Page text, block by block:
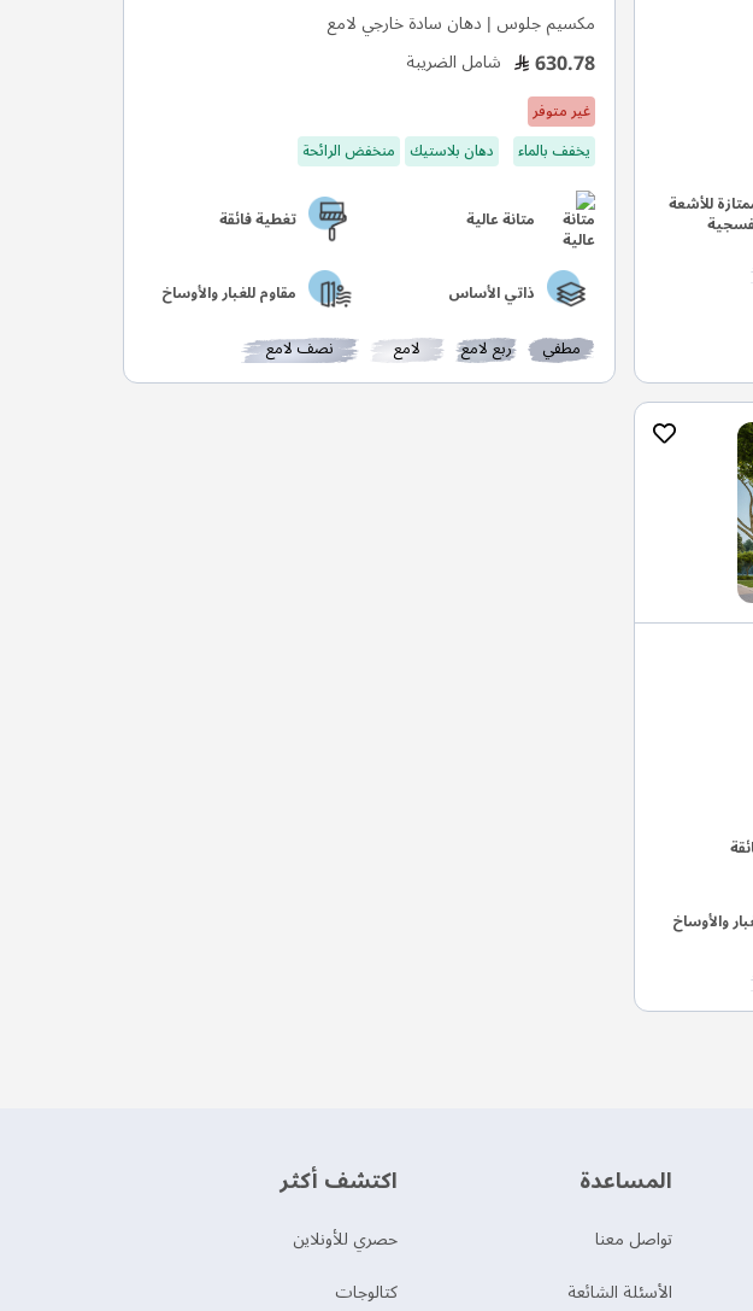
للأشعة
مكسيم جلوس | دهان سادة خارجي لامع
630.78 شامل الضريبة
غير متوفر
يخفف بالماء
دهان بلاستيك منخفض الرائحة
متانة عالية تغطية فائقة
ذاتي الأساس مقاوم للغبار والأوساخ
مطفي ربع لامع لامع نصف لامع
والأوساخ
‫المساعدة‬
تواصل معنا
الأسئلة الشائعة
اكتشف أكثر
حصري للأونلاين
‫كتالوجات‬